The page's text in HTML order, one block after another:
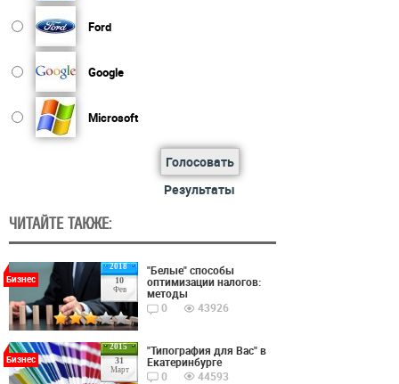
Ford
Google
Microsoft
Голосовать
Результаты
ЧИТАЙТЕ ТАКЖЕ:
2018
10
Фев
Бизнес
"Белые" способы
оптимизации налогов:
методы
0
43926
2015
31
Март
Бизнес
"Типография для Вас" в
Екатеринбурге
0
44593